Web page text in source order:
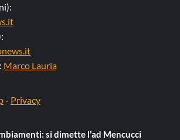
Marco Lauria
- Privacy
si dimette l’ad Mencucci